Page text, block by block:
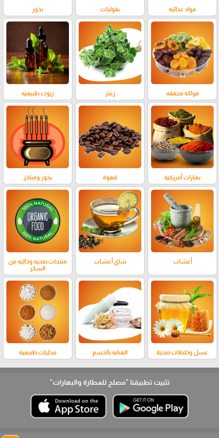
مواد غذائيه بقوليات بذور
فواكه مجففه زعتر زيوت طبيعيه
بهارات أمريكية قهوة بخور ومباخر
أعشاب شاي أعشاب
منتجات صحيه وخاليه من
السكر
عسل وخلطات صحية العنايه بالجسم محليات طبيعيه
تثبيت تطبيقنا "مصلح للعطارة والبهارات"